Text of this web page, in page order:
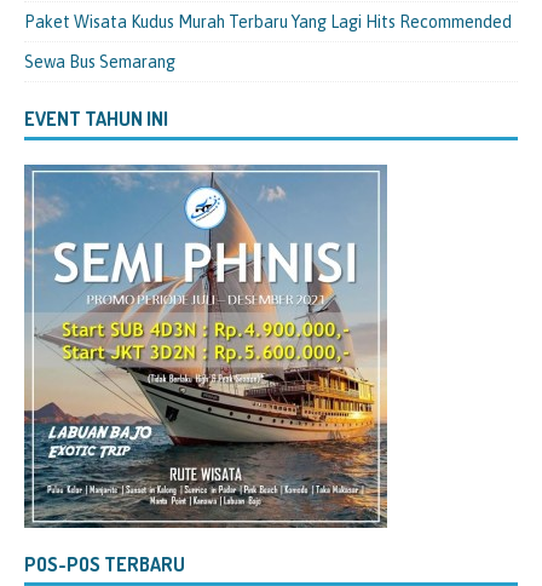
Paket Wisata Kudus Murah Terbaru Yang Lagi Hits Recommended
Sewa Bus Semarang
EVENT TAHUN INI
POS-POS TERBARU